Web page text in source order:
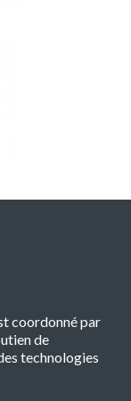
coordonné par
de
technologies